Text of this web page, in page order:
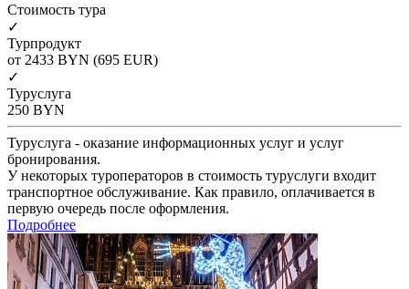
Cтоимость тура
✓
Турпродукт
от 2433 BYN (695 EUR)
✓
Туруслуга
250 BYN
Туруслуга - оказание информационных услуг и услуг
бронирования.
У некоторых туроператоров в стоимость туруслуги входит
транспортное обслуживание. Как правило, оплачивается в
первую очередь после оформления.
Подробнее